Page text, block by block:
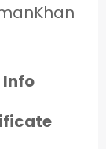
Info